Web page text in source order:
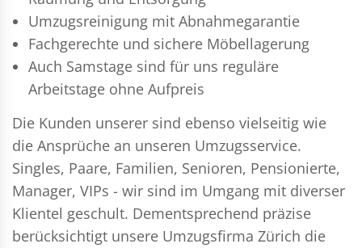
Umzugsreinigung mit Abnahmegarantie
Fachgerechte und sichere Möbellagerung
Auch Samstage sind für uns reguläre
Arbeitstage ohne Aufpreis
Die Kunden unserer sind ebenso vielseitig wie
die Ansprüche an unseren Umzugsservice.
Singles, Paare, Familien, Senioren, Pensionierte,
Manager, VIPs - wir sind im Umgang mit diverser
Klientel geschult. Dementsprechend präzise
berücksichtigt unsere Umzugsfirma Zürich die